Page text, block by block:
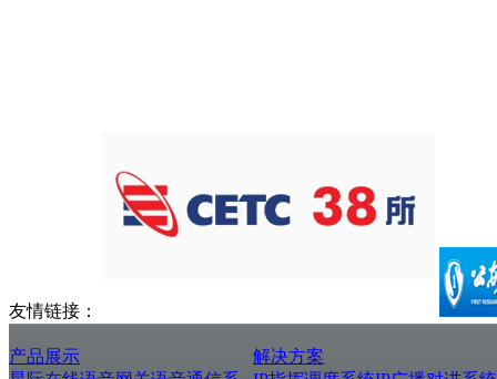
友情链接：
产品展示
解决方案